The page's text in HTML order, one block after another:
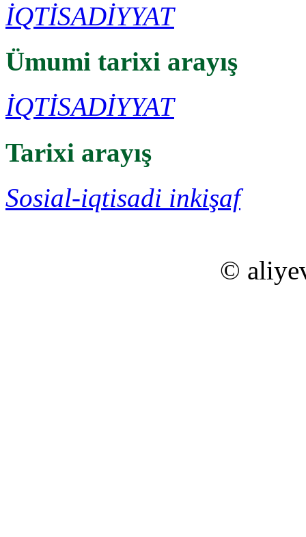
İQTİSADİYYAT
Ümumi tarixi arayış
İQTİSADİYYAT
Tarixi arayış
Sosial-iqtisadi inkişaf
©